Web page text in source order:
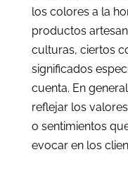
los colores a la
productos
culturas, ciertos
significados
cuenta. En
reflejar los
o sentimientos
evocar en los